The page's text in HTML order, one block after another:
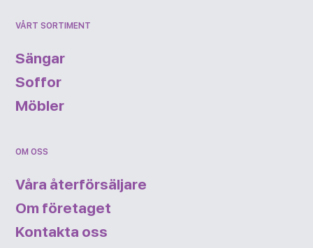
VÅRT SORTIMENT
Sängar
Soffor
Möbler
OM OSS
Våra återförsäljare
Om företaget
Kontakta oss